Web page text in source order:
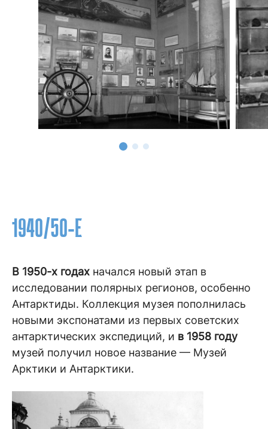
1940/50-Е
В 1950-х годах начался новый этап в
исследовании полярных регионов, особенно
Антарктиды. Коллекция музея пополнилась
новыми экспонатами из первых советских
антарктических экспедиций, и в 1958 году
музей получил новое название — Музей
Арктики и Антарктики.